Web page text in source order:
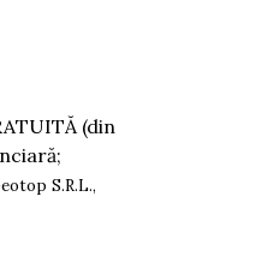
(din
S.R.L.,